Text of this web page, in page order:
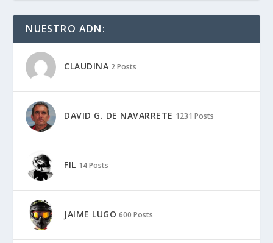
NUESTRO ADN:
CLAUDINA 2 Posts
DAVID G. DE NAVARRETE 1231 Posts
FIL 14 Posts
JAIME LUGO 600 Posts